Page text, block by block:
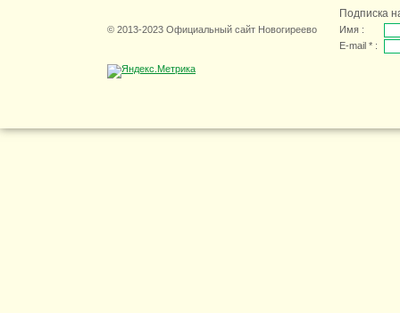
© 2013-2023 Официальный сайт Новогиреево
Подписка
Имя :
E-mail * :